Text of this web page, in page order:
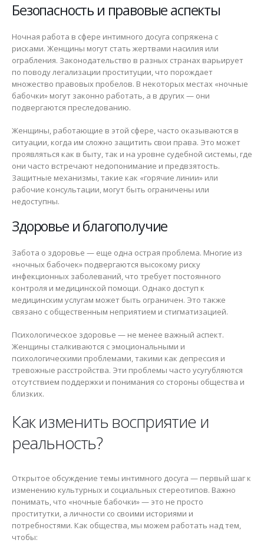
Безопасность и правовые аспекты
Ночная работа в сфере интимного досуга сопряжена с
рисками. Женщины могут стать жертвами насилия или
ограбления. Законодательство в разных странах варьирует
по поводу легализации проституции, что порождает
множество правовых пробелов. В некоторых местах «ночные
бабочки» могут законно работать, а в других — они
подвергаются преследованию.
Женщины, работающие в этой сфере, часто оказываются в
ситуации, когда им сложно защитить свои права. Это может
проявляться как в быту, так и на уровне судебной системы, где
они часто встречают недопонимание и предвзятость.
Защитные механизмы, такие как «горячие линии» или
рабочие консультации, могут быть ограничены или
недоступны.
Здоровье и благополучие
Забота о здоровье — еще одна острая проблема. Многие из
«ночных бабочек» подвергаются высокому риску
инфекционных заболеваний, что требует постоянного
контроля и медицинской помощи. Однако доступ к
медицинским услугам может быть ограничен. Это также
связано с общественным неприятием и стигматизацией.
Психологическое здоровье — не менее важный аспект.
Женщины сталкиваются с эмоциональными и
психологическими проблемами, такими как депрессия и
тревожные расстройства. Эти проблемы часто усугубляются
отсутствием поддержки и понимания со стороны общества и
близких.
Как изменить восприятие и
реальность?
Открытое обсуждение темы интимного досуга — первый шаг к
изменению культурных и социальных стереотипов. Важно
понимать, что «ночные бабочки» — это не просто
проститутки, а личности со своими историями и
потребностями. Как общества, мы можем работать над тем,
чтобы: